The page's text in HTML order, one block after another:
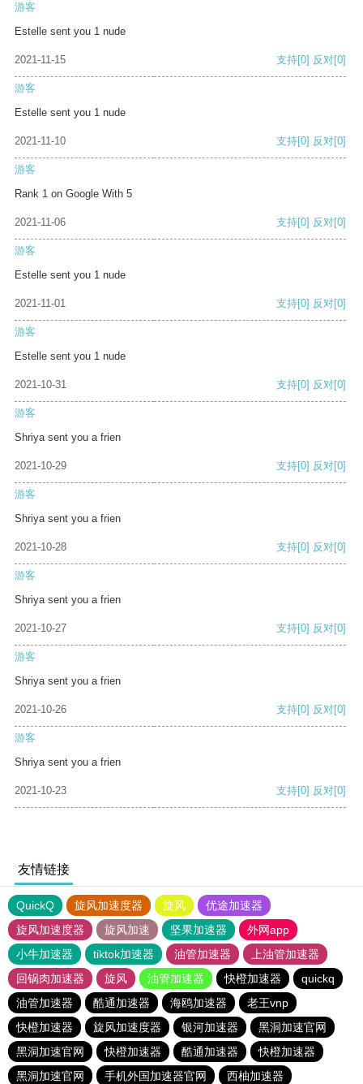
游客
Estelle sent you 1 nude
2021-11-15 支持[0] 反对[0]
游客
Estelle sent you 1 nude
2021-11-10 支持[0] 反对[0]
游客
Rank 1 on Google With 5
2021-11-06 支持[0] 反对[0]
游客
Estelle sent you 1 nude
2021-11-01 支持[0] 反对[0]
游客
Estelle sent you 1 nude
2021-10-31 支持[0] 反对[0]
游客
Shriya sent you a frien
2021-10-29 支持[0] 反对[0]
游客
Shriya sent you a frien
2021-10-28 支持[0] 反对[0]
游客
Shriya sent you a frien
2021-10-27 支持[0] 反对[0]
游客
Shriya sent you a frien
2021-10-26 支持[0] 反对[0]
游客
Shriya sent you a frien
2021-10-23 支持[0] 反对[0]
友情链接
QuickQ 旋风加速度器 旋风
优途加速器
旋风加速度器
旋风加速 坚果加速器
外网app
小牛加速器
tiktok加速器 油管加速器
上油管加速器
回锅肉加速器
旋风 油管加速器 快橙加速器
quickq
油管加速器
酷通加速器 海鸥加速器
老王vnp
快橙加速器
旋风加速度器 银河加速器
黑洞加速官网
黑洞加速官网
快橙加速器 酷通加速器
快橙加速器
黑洞加速官网
手机外国加速器官网 西柚加速器